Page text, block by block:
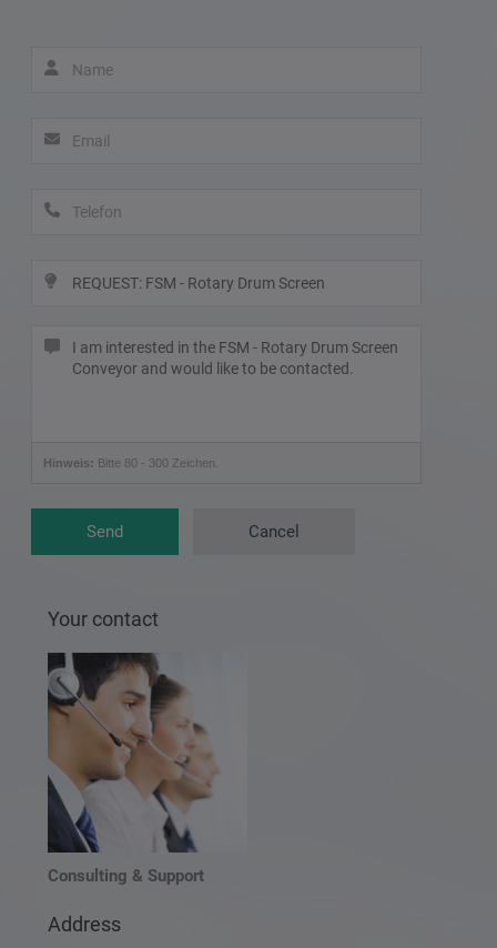
Hinweis: Bitte 80 - 300 Zeichen.
Send Cancel
Your contact
Consulting & Support
Address